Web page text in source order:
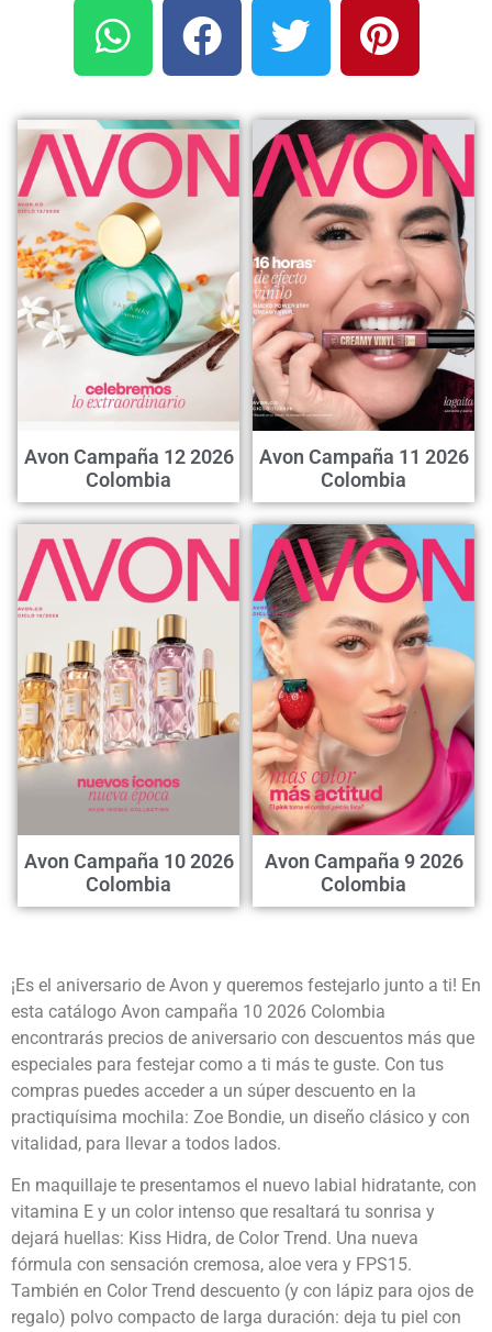
Avon Campaña 12 2026
Colombia
Avon Campaña 11 2026
Colombia
Avon Campaña 10 2026
Colombia
Avon Campaña 9 2026
Colombia
¡Es el aniversario de Avon y queremos festejarlo junto a ti! En
esta catálogo Avon campaña 10 2026 Colombia
encontrarás precios de aniversario con descuentos más que
especiales para festejar como a ti más te guste. Con tus
compras puedes acceder a un súper descuento en la
practiquísima mochila: Zoe Bondie, un diseño clásico y con
vitalidad, para llevar a todos lados.
En maquillaje te presentamos el nuevo labial hidratante, con
vitamina E y un color intenso que resaltará tu sonrisa y
dejará huellas: Kiss Hidra, de Color Trend. Una nueva
fórmula con sensación cremosa, aloe vera y FPS15.
También en Color Trend descuento (y con lápiz para ojos de
regalo) polvo compacto de larga duración: deja tu piel con